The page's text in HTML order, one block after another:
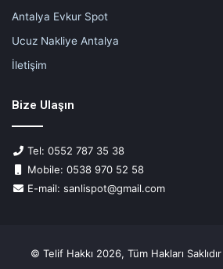
Antalya Evkur Spot
Ucuz Nakliye Antalya
İletişim
Bize Ulaşın
Tel: 0552 787 35 38
Mobile: 0538 970 52 58
E-mail: sanlispot@gmail.com
© Telif Hakkı 2026, Tüm Hakları